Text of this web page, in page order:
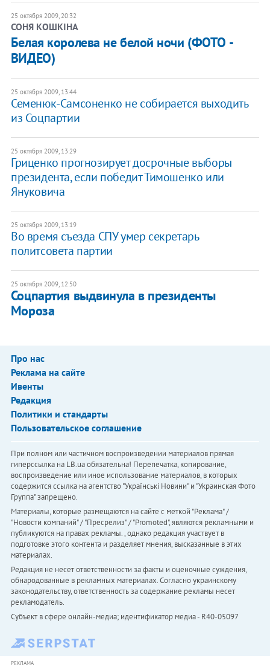
25 октября 2009, 20:32
СОНЯ КОШКІНА
Белая королева не белой ночи (ФОТО -
ВИДЕО)
25 октября 2009, 13:44
Семенюк-Самсоненко не собирается выходить
из Соцпартии
25 октября 2009, 13:29
Гриценко прогнозирует досрочные выборы
президента, если победит Тимошенко или
Януковича
25 октября 2009, 13:19
Во время съезда СПУ умер секретарь
политсовета партии
25 октября 2009, 12:50
Соцпартия выдвинула в президенты
Мороза
Про нас
Реклама на сайте
Ивенты
Редакция
Политики и стандарты
Пользовательское соглашение
При полном или частичном воспроизведении материалов прямая
гиперссылка на LB.ua обязательна! Перепечатка, копирование,
воспроизведение или иное использование материалов, в которых
содержится ссылка на агентство "Українськi Новини" и "Украинская Фото
Группа" запрещено.
Материалы, которые размещаются на сайте с меткой "Реклама" /
"Новости компаний" / "Пресрелиз" / "Promoted", являются рекламными и
публикуются на правах рекламы. , однако редакция участвует в
подготовке этого контента и разделяет мнения, высказанные в этих
материалах.
Редакция не несет ответственности за факты и оценочные суждения,
обнародованные в рекламных материалах. Согласно украинскому
законодательству, ответственность за содержание рекламы несет
рекламодатель.
Субъект в сфере онлайн-медиа; идентификатор медиа - R40-05097
РЕКЛАМА